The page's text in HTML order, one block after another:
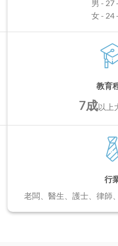
男 - 27
女 - 24
教育
7成以上
行
老闆、醫生、護士、 律師